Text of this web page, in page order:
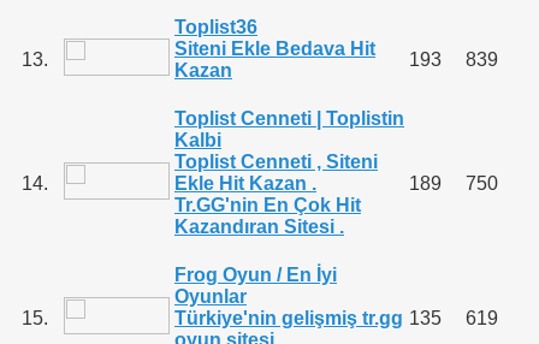
13.
Toplist36
Siteni Ekle Bedava Hit
Kazan
193 839
14.
Toplist Cenneti | Toplistin
Kalbi
Toplist Cenneti , Siteni
Ekle Hit Kazan .
Tr.GG'nin En Çok Hit
Kazandıran Sitesi .
189 750
15.
Frog Oyun / En İyi
Oyunlar
Türkiye'nin gelişmiş tr.gg
oyun sitesi...
135 619